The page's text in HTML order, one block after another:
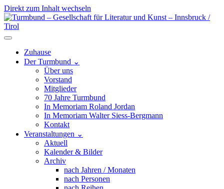
Direkt zum Inhalt wechseln
Hauptnavigation
Zuhause
Der Turmbund ⌄
Über uns
Vorstand
Mitglieder
70 Jahre Turmbund
In Memoriam Roland Jordan
In Memoriam Walter Siess-Bergmann
Kontakt
Veranstaltungen ⌄
Aktuell
Kalender & Bilder
Archiv
nach Jahren / Monaten
nach Personen